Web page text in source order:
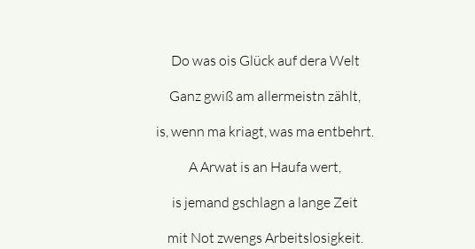
Do was ois Glück auf dera Welt
Ganz gwiß am allermeistn zählt,
is, wenn ma kriagt, was ma entbehrt.
A Arwat is an Haufa wert,
is jemand gschlagn a lange Zeit
mit Not zwengs Arbeitslosigkeit.